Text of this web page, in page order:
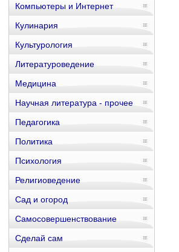
Компьютеры и Интернет
Кулинария
Культурология
Литературоведение
Медицина
Научная литература - прочее
Педагогика
Политика
Психология
Религиоведение
Сад и огород
Самосовершенствование
Сделай сам